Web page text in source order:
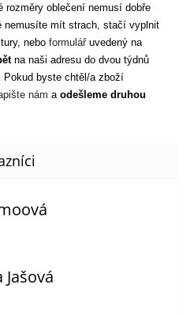
rozměry oblečení nemusí dobře
nemusíte mít strach, stačí vyplnit
nebo formulář uvedený na
na naši adresu do dvou týdnů
byste chtěl/a zboží
nám a odešleme druhou
je 5 z 5 hvězdiček.
je 5 z 5 hvězdiček.